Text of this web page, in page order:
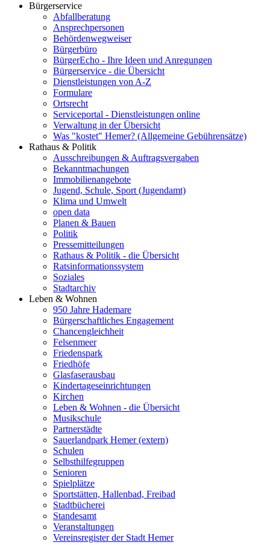
Bürgerservice
Abfallberatung
Ansprechpersonen
Behördenwegweiser
Bürgerbüro
BürgerEcho - Ihre Ideen und Anregungen
Bürgerservice - die Übersicht
Dienstleistungen von A-Z
Formulare
Ortsrecht
Serviceportal - Dienstleistungen online
Verwaltung in der Übersicht
Was "kostet" Hemer? (Allgemeine Gebührensätze)
Rathaus & Politik
Ausschreibungen & Auftragsvergaben
Bekanntmachungen
Immobilienangebote
Jugend, Schule, Sport (Jugendamt)
Klima und Umwelt
open data
Planen & Bauen
Politik
Pressemitteilungen
Rathaus & Politik - die Übersicht
Ratsinformationssystem
Soziales
Stadtarchiv
Leben & Wohnen
950 Jahre Hademare
Bürgerschaftliches Engagement
Chancengleichheit
Felsenmeer
Friedenspark
Friedhöfe
Glasfaserausbau
Kindertageseinrichtungen
Kirchen
Leben & Wohnen - die Übersicht
Musikschule
Partnerstädte
Sauerlandpark Hemer (extern)
Schulen
Selbsthilfegruppen
Senioren
Spielplätze
Sportstätten, Hallenbad, Freibad
Stadtbücherei
Standesamt
Veranstaltungen
Vereinsregister der Stadt Hemer